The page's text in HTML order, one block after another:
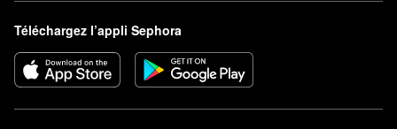
Téléchargez l’appli Sephora